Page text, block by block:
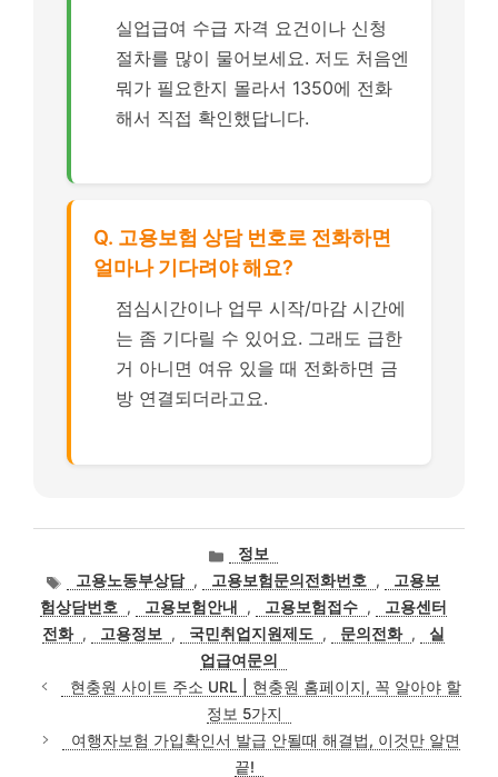
실업급여 수급 자격 요건이나 신청
절차를 많이 물어보세요. 저도 처음엔
뭐가 필요한지 몰라서 1350에 전화
해서 직접 확인했답니다.
Q. 고용보험 상담 번호로 전화하면
얼마나 기다려야 해요?
점심시간이나 업무 시작/마감 시간에
는 좀 기다릴 수 있어요. 그래도 급한
거 아니면 여유 있을 때 전화하면 금
방 연결되더라고요.
카
테
고
리
정보
태
그
고용노동부상담 , 고용보험문의전화번호 ,
고용보
험상담번호
, 고용보험안내 , 고용보험접수 ,
고용센터
전화 , 고용정보 , 국민취업지원제도 , 문의전화 ,
실
업급여문의
현충원 사이트 주소 URL | 현충원 홈페이지, 꼭 알아야 할
정보 5가지
여행자보험 가입확인서 발급 안될때 해결법, 이것만 알면
끝!